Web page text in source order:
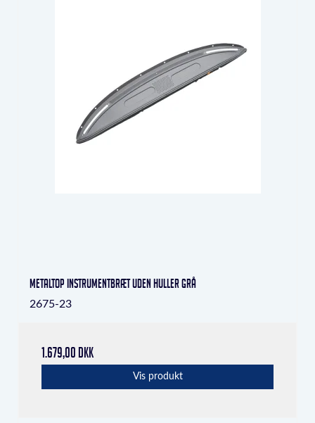
Metaltop instrumentbræt uden huller grå
2675-23
1.679,00 DKK
Vis produkt